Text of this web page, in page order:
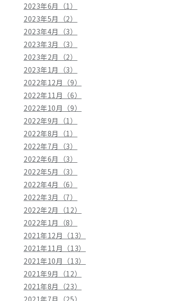
2023年6月（1）
2023年5月（2）
2023年4月（3）
2023年3月（3）
2023年2月（2）
2023年1月（3）
2022年12月（9）
2022年11月（6）
2022年10月（9）
2022年9月（1）
2022年8月（1）
2022年7月（3）
2022年6月（3）
2022年5月（3）
2022年4月（6）
2022年3月（7）
2022年2月（12）
2022年1月（8）
2021年12月（13）
2021年11月（13）
2021年10月（13）
2021年9月（12）
2021年8月（23）
2021年7月（25）